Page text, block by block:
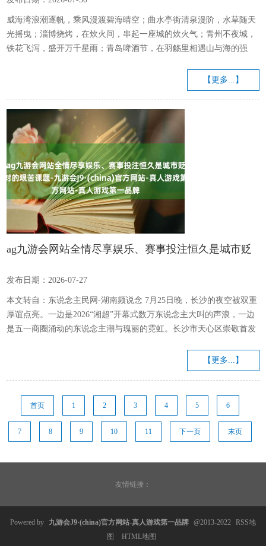
威海湾浪潮逐帆，乘风漫渡碧海晴空；曲水亭街清泉漫阶，水草随天
光摇曳；淄博烧烤，在炊火间，串起一座城的炊火气；青州不夜城，
铁花飞泻，盛开万千星雨；青岛啤酒节，在羽觞里相遇山与海的强
【更多...】
ag九游会网站全情尽享娱乐、赛事投注恒久是城市贬
游戏第一品牌
发布日期：2026-07-27
本文转自：东说念主民网-湖南频说念 7月25日晚，长沙的夜空被双重
厚谊点亮。一边是2026“湘超”开幕式数万东说念主大叫的声浪，一边
是五一商圈涌动的东说念主潮与瑰丽的霓虹。长沙市天心区崇敬首发
张玩转天心的耗尽舆图，更是天心区以“空间串联耗尽”的翻新想维，
撬动文旅体消深度交融、激活暑期经济的金钥匙。 一张什么样的图，
一套完好的耗尽指挥系统。舆图以三条中枢动线串联五一商圈精...
【更多...】
首页 1 2 3 4 5 6
7 8 9 10 11 下一页 末页
友情链接：
Powered by 九游会J9·(china)官方网站-真人游戏第一品牌 @2013-2022 RSS地
图
HTML地图